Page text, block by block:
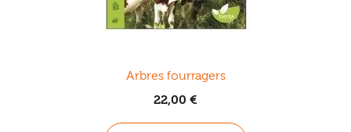
Arbres fourragers
22,00 €